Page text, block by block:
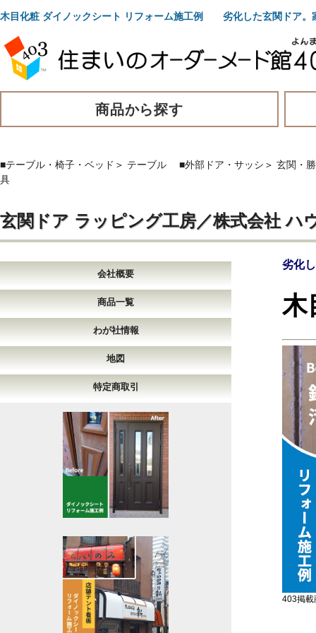
木目化粧 ダイノックシート リフォーム施工例 劣化した玄関ドア。
商品から探す
■テーブル・椅子・ベッド ＞ テーブル ■外部ドア・サッシ ＞ 玄関・
具
玄関ドア ラッピング工房／株式会社 ハ
会社概要
商品一覧
わが社情報
地図
特定商取引
劣化
木
403掲載